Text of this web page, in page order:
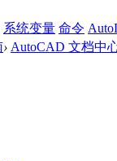
系统变量 命令
› AutoCAD 文档中